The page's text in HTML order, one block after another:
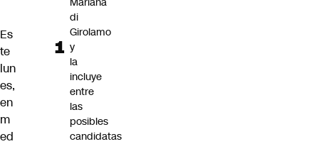
Es
te
lun
es,
en
m
ed
di
Girolamo
y
la
incluye
entre
las
posibles
candidatas